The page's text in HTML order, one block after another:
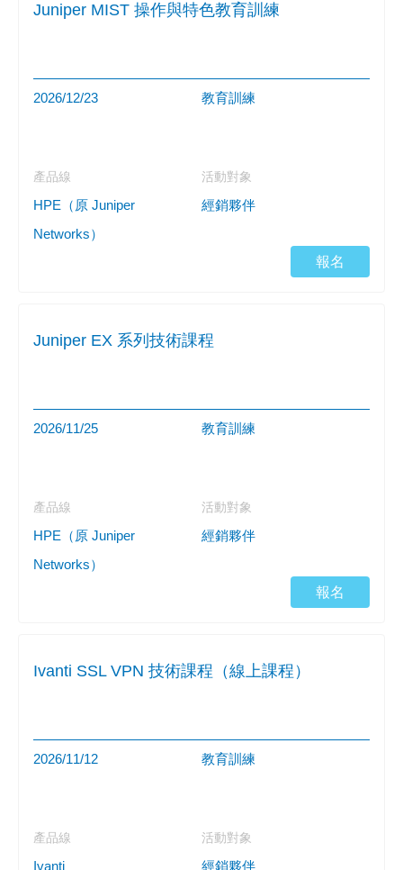
Juniper MIST 操作與特色教育訓練
2026/12/23 教育訓練
產品線
HPE（原 Juniper
Networks）
活動對象
經銷夥伴
報名
Juniper EX 系列技術課程
2026/11/25 教育訓練
產品線
HPE（原 Juniper
Networks）
活動對象
經銷夥伴
報名
Ivanti SSL VPN 技術課程（線上課程）
2026/11/12 教育訓練
產品線
Ivanti
活動對象
經銷夥伴